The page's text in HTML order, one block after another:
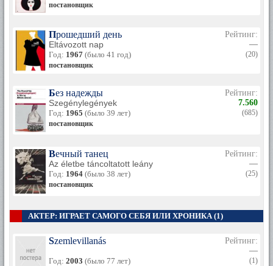
постановщик
Прошедший день
Eltávozott nap
Год: 1967 (было 41 год)
постановщик
Рейтинг:
—
(20)
Без надежды
Szegénylegények
Год: 1965 (было 39 лет)
постановщик
Рейтинг:
7.560
(685)
Вечный танец
Az életbe táncoltatott leány
Год: 1964 (было 38 лет)
постановщик
Рейтинг:
—
(25)
АКТЕР: ИГРАЕТ САМОГО СЕБЯ ИЛИ ХРОНИКА (1)
Szemlevillanás
Год: 2003 (было 77 лет)
Рейтинг:
—
(1)